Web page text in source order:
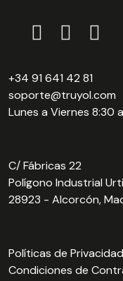
+34 91 641 42 81
soporte@truyol.com
Lunes a Viernes 8:30
C/ Fábricas 22
Polígono Industrial
28923 - Alcorcón,
Políticas de Privacidad
Condiciones de